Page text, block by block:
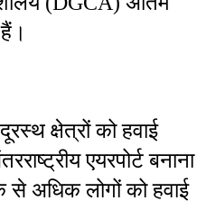
क्षेत्रों को हवाई
एयरपोर्ट बनाना
से अधिक लोगों को हवाई